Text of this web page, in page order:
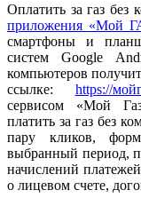
Оплатить за газ
приложения «Мой
смартфоны и
систем Google
компьютеров
ссылке: https://
сервисом «Мой
платить за газ без
пару кликов,
выбранный период,
начислений
о лицевом счете,